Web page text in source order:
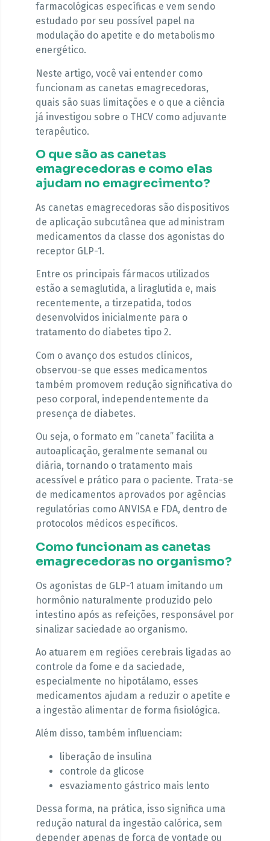
farmacológicas específicas e vem sendo
estudado por seu possível papel na
modulação do apetite e do metabolismo
energético.
Neste artigo, você vai entender como
funcionam as canetas emagrecedoras,
quais são suas limitações e o que a ciência
já investigou sobre o THCV como adjuvante
terapêutico.
O que são as canetas
emagrecedoras e como elas
ajudam no emagrecimento?
As canetas emagrecedoras são dispositivos
de aplicação subcutânea que administram
medicamentos da classe dos agonistas do
receptor GLP-1.
Entre os principais fármacos utilizados
estão a semaglutida, a liraglutida e, mais
recentemente, a tirzepatida, todos
desenvolvidos inicialmente para o
tratamento do diabetes tipo 2.
Com o avanço dos estudos clínicos,
observou-se que esses medicamentos
também promovem redução significativa do
peso corporal, independentemente da
presença de diabetes.
Ou seja, o formato em “caneta” facilita a
autoaplicação, geralmente semanal ou
diária, tornando o tratamento mais
acessível e prático para o paciente. Trata-se
de medicamentos aprovados por agências
regulatórias como ANVISA e FDA, dentro de
protocolos médicos específicos.
Como funcionam as canetas
emagrecedoras no organismo?
Os agonistas de GLP-1 atuam imitando um
hormônio naturalmente produzido pelo
intestino após as refeições, responsável por
sinalizar saciedade ao organismo.
Ao atuarem em regiões cerebrais ligadas ao
controle da fome e da saciedade,
especialmente no hipotálamo, esses
medicamentos ajudam a reduzir o apetite e
a ingestão alimentar de forma fisiológica.
Além disso, também influenciam:
liberação de insulina
controle da glicose
esvaziamento gástrico mais lento
Dessa forma, na prática, isso significa uma
redução natural da ingestão calórica, sem
depender apenas de força de vontade ou